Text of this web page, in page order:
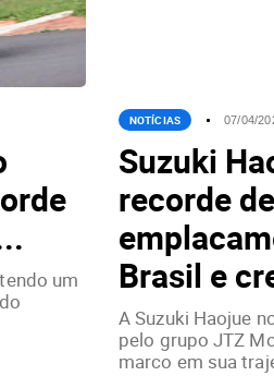
um
NOTÍCIAS 07/04/
Suzuki
recorde de
Brasil e
A Suzuki Haojue
pelo grupo JTZ
marco em sua